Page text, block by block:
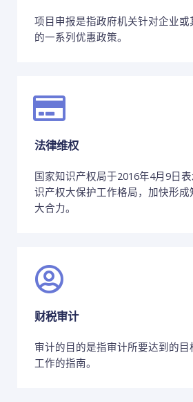
项目申报是指政府机关针对企业或
的一系列优惠政策。
法律维权
国家知识产权局于2016年4月9日
识产权大保护工作格局，加快形
大合力。
财税审计
审计的目的是指审计所要达到的
工作的指南。